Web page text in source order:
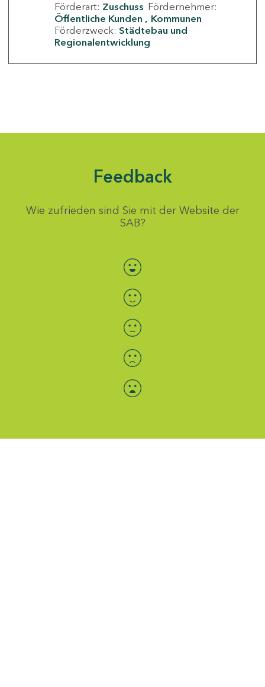
Förderart: Zuschuss Fördernehmer:
Öffentliche Kunden
Kommunen
Förderzweck: Städtebau und
Regionalentwicklung
Feedback
Wie zufrieden sind Sie mit der Website der
SAB?
Bewertung auswählen